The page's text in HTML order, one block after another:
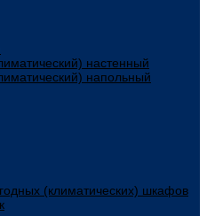
настенный
напольный
(климатических) шкафов